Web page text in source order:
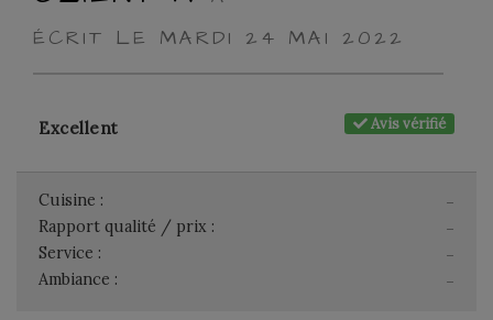
ÉCRIT LE MARDI 24 MAI 2022
Avis vérifié
Excellent
-
Cuisine :
-
Rapport qualité / prix :
-
Service :
-
Ambiance :